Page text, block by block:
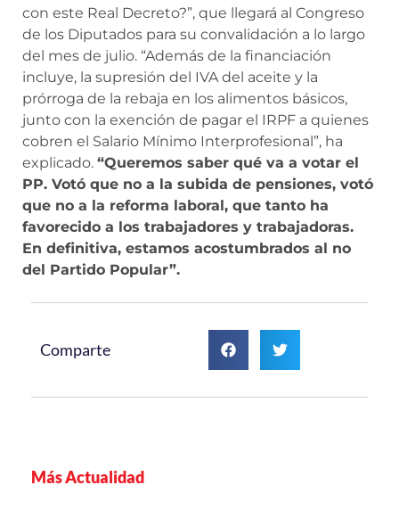
con este Real Decreto?”, que llegará al Congreso
de los Diputados para su convalidación a lo largo
del mes de julio. “Además de la financiación
incluye, la supresión del IVA del aceite y la
prórroga de la rebaja en los alimentos básicos,
junto con la exención de pagar el IRPF a quienes
cobren el Salario Mínimo Interprofesional”, ha
explicado. “Queremos saber qué va a votar el
PP. Votó que no a la subida de pensiones, votó
que no a la reforma laboral, que tanto ha
favorecido a los trabajadores y trabajadoras.
En definitiva, estamos acostumbrados al no
del Partido Popular”.
Comparte
Más Actualidad